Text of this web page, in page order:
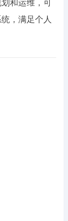
和运维，可
，满足个人